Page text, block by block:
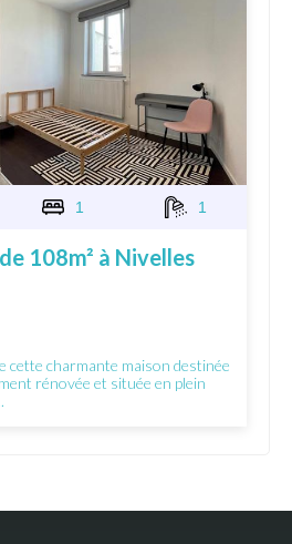
1 1
108m² à Nivelles
cette charmante maison destinée
rénovée et située en plein